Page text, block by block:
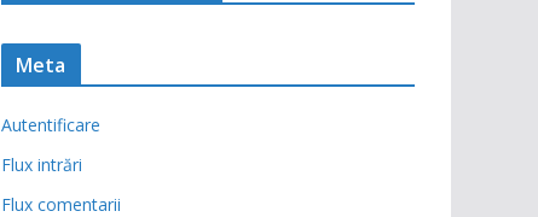
Meta
Autentificare
Flux intrări
Flux comentarii